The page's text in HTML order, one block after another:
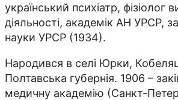
український психіатр, фізіолог
діяльності, академік АН УРСР,
науки УРСР (1934).
Народився в селі Юрки,
Полтавська губернія. 1906 –
медичну академію (Санкт-